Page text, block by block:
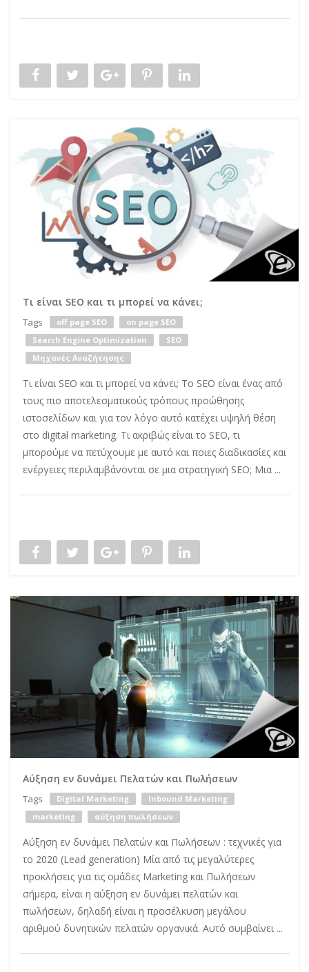
Τι είναι SEO και τι μπορεί να κάνει;
Tags off page SEO
on page SEO
Search Engine Optimization
SEO
Μηχανές Αναζήτησης
Τι είναι SEO και τι μπορεί να κάνει; Το SEO είναι ένας από
τους πιο αποτελεσματικούς τρόπους προώθησης
ιστοσελίδων και για τον λόγο αυτό κατέχει υψηλή θέση
στο digital marketing. Τι ακριβώς είναι το SEO, τι
μπορούμε να πετύχουμε με αυτό και ποιες διαδικασίες και
ενέργειες περιλαμβάνονται σε μια στρατηγική SEO; Μια ...
Αύξηση εν δυνάμει Πελατών και Πωλήσεων
Tags Digital Marketing
Inbound Marketing
marketing
αύξηση πωλήσεων
Αύξηση εν δυνάμει Πελατών και Πωλήσεων : τεχνικές για
το 2020 (Lead generation) Μία από τις μεγαλύτερες
προκλήσεις για τις ομάδες Marketing και Πωλήσεων
σήμερα, είναι η αύξηση εν δυνάμει πελατών και
πωλήσεων, δηλαδή είναι η προσέλκυση μεγάλου
αριθμού δυνητικών πελατών οργανικά. Αυτό συμβαίνει ...